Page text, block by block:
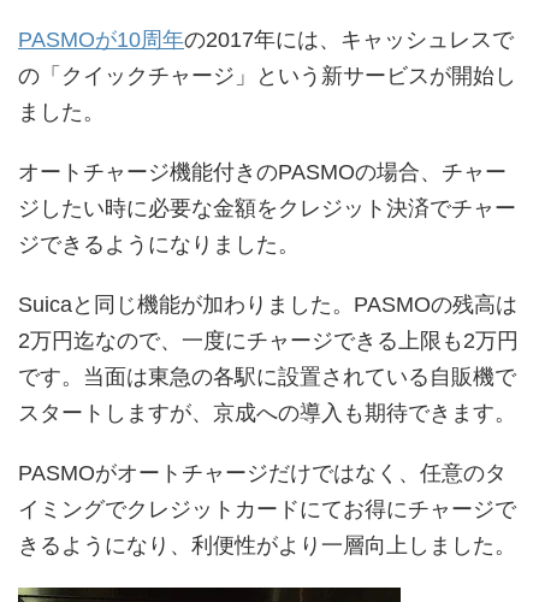
PASMOが10周年の2017年には、キャッシュレスで
の「クイックチャージ」という新サービスが開始し
ました。
オートチャージ機能付きのPASMOの場合、チャー
ジしたい時に必要な金額をクレジット決済でチャー
ジできるようになりました。
Suicaと同じ機能が加わりました。PASMOの残高は
2万円迄なので、一度にチャージできる上限も2万円
です。当面は東急の各駅に設置されている自販機で
スタートしますが、京成への導入も期待できます。
PASMOがオートチャージだけではなく、任意のタ
イミングでクレジットカードにてお得にチャージで
きるようになり、利便性がより一層向上しました。